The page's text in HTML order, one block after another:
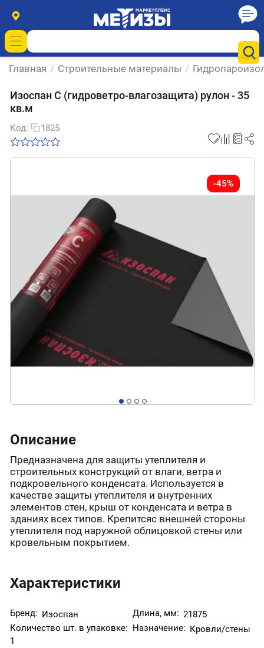
Главная / Строительные материалы /
Изоспан С (гидроветро-влагозащита) рулон - 35
кв.м
Код: 1825
-45%
Описание
Предназначена для защиты утеплителя и
строительных конструкций от влаги, ветра и
подкровельного конденсата. Используется в
качестве защиты утеплителя и внутренних
элементов стен, крыш от конденсата и ветра в
зданиях всех типов. Крепитсяс внешней стороны
утеплителя под наружной облицовкой стены или
кровельным покрытием.
Характеристики
Бренд: Изоспан Длина, мм: 21875
Количество шт. в упаковке:
1
Назначение: Кровли/стены